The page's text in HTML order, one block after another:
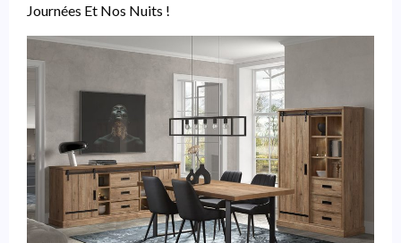
Journées Et Nos Nuits !